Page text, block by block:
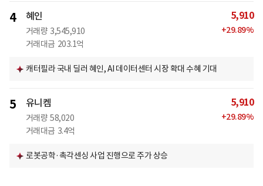
4 혜인
거래량 3,545,910
거래대금 203.1억
5,910
+29.89%
캐터필라 국내 딜러 혜인, AI 데이터센터 시장 확대 수혜 기대
5 유니켐
거래량 58,020
거래대금 3.4억
5,910
+29.89%
로봇공학·촉각센싱 사업 진행으로 주가 상승